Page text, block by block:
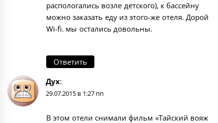
распологались возле детского), к бассейну
можно заказать еду из этого-же отеля. Дорой
Wi-fi. мы остались довольны.
Ответить
Дух:
29.07.2015 в 1:27 пп
В этом отели снимали фильм «Тайский вояж